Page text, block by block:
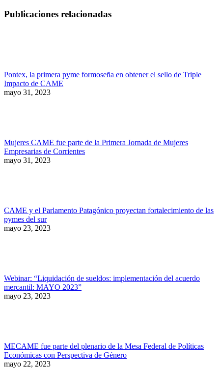
Publicaciones relacionadas
Pontex, la primera pyme formoseña en obtener el sello de Triple
Impacto de CAME
mayo 31, 2023
Mujeres CAME fue parte de la Primera Jornada de Mujeres
Empresarias de Corrientes
mayo 31, 2023
CAME y el Parlamento Patagónico proyectan fortalecimiento de las
pymes del sur
mayo 23, 2023
Webinar: “Liquidación de sueldos: implementación del acuerdo
mercantil: MAYO 2023”
mayo 23, 2023
MECAME fue parte del plenario de la Mesa Federal de Políticas
Económicas con Perspectiva de Género
mayo 22, 2023